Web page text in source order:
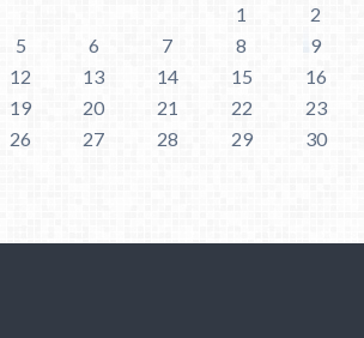
1
2
5 6 7 8
9
12 13 14 15
16
19 20 21 22
23
26 27 28 29
30